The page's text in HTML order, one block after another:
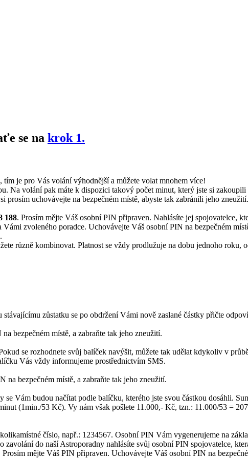
se na krok 1.
tím je pro Vás volání výhodnější a můžete volat mnohem více!
Na volání pak máte k dispozici takový počet minut, který jste si zakoupili
prosím uchovávejte na bezpečném místě, abyste tak zabránili jeho
188. Prosím mějte Váš osobní PIN připraven. Nahlásíte jej spojovatelce,
zvoleného poradce. Uchovávejte Váš osobní PIN na bezpečném
různě kombinovat. Platnost se vždy prodlužuje na dobu jednoho roku,
zůstatku se po obdržení Vámi nově zaslané částky přičte
bezpečném místě, a zabraňte tak jeho zneužití.
se rozhodnete svůj balíček navýšit, můžete tak udělat kdykoliv v
Vás vždy informujeme prostřednictvím SMS.
bezpečném místě, a zabraňte tak jeho zneužití.
Vám budou načítat podle balíčku, kterého jste svou částkou dosáhli.
(1min./53 Kč). Vy nám však pošlete 11.000,- Kč, tzn.: 11.000/53 =
číslo, např.: 1234567. Osobní PIN Vám vygenerujeme na
do naší Astroporadny nahlásíte svůj osobní PIN spojovatelce,
mějte Váš PIN připraven. Uchovávejte Váš osobní PIN na